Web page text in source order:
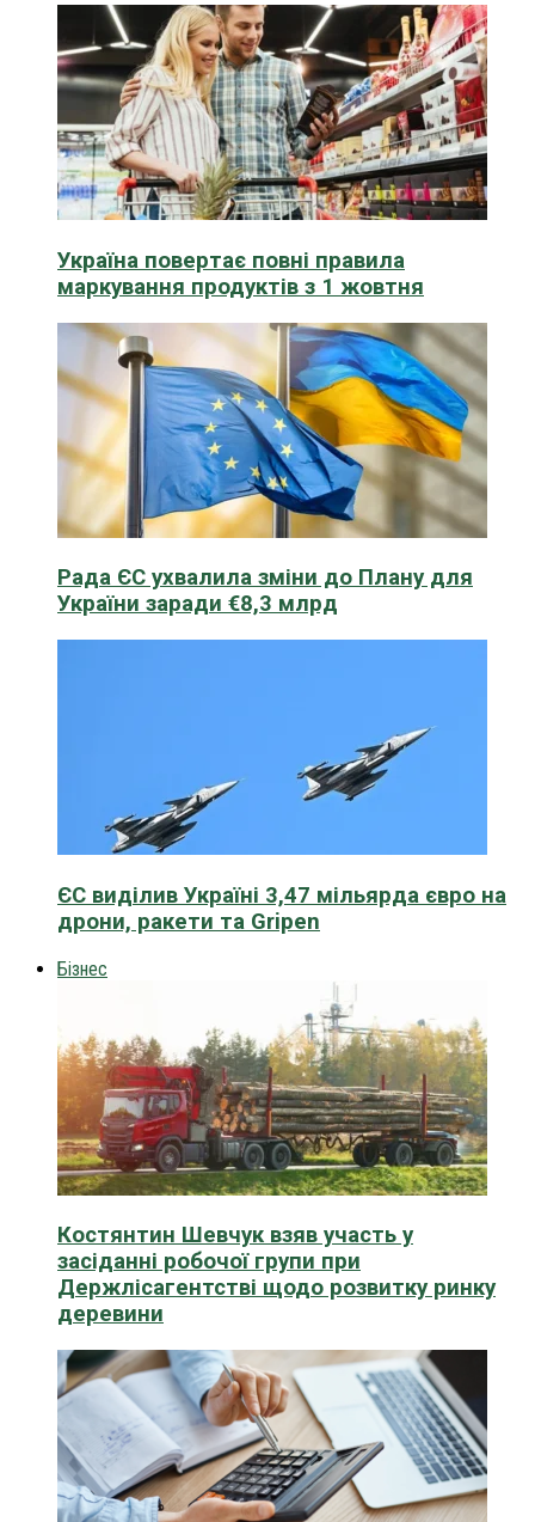
Україна повертає повні правила
маркування продуктів з 1 жовтня
Рада ЄС ухвалила зміни до Плану для
України заради €8,3 млрд
ЄС виділив Україні 3,47 мільярда євро на
дрони, ракети та Gripen
Бізнес
Костянтин Шевчук взяв участь у
засіданні робочої групи при
Держлісагентстві щодо розвитку ринку
деревини